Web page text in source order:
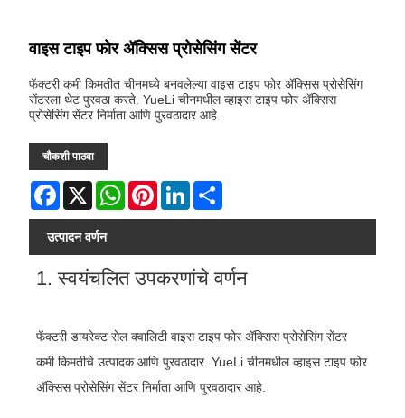
वाइस टाइप फोर ॲक्सिस प्रोसेसिंग सेंटर
फॅक्टरी कमी किमतीत चीनमध्ये बनवलेल्या वाइस टाइप फोर ॲक्सिस प्रोसेसिंग
सेंटरला थेट पुरवठा करते. YueLi चीनमधील व्हाइस टाइप फोर ॲक्सिस
प्रोसेसिंग सेंटर निर्माता आणि पुरवठादार आहे.
चौकशी पाठवा
Facebook
X WhatsAppPinterestLinkedIn
उत्पादन वर्णन
1. स्वयंचलित उपकरणांचे वर्णन
फॅक्टरी डायरेक्ट सेल क्वालिटी वाइस टाइप फोर ॲक्सिस प्रोसेसिंग सेंटर
कमी किमतीचे उत्पादक आणि पुरवठादार. YueLi चीनमधील व्हाइस टाइप फोर
ॲक्सिस प्रोसेसिंग सेंटर निर्माता आणि पुरवठादार आहे.